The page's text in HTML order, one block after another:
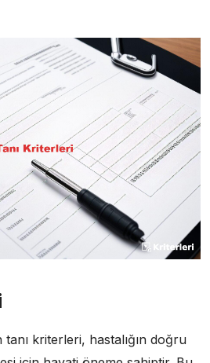
kriterleri, hastalığın doğru